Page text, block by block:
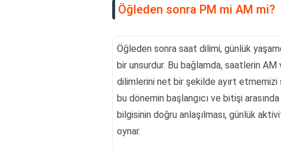
Öğleden sonra PM mi AM mi?
Öğleden sonra saat dilimi, günlük
bir unsurdur. Bu bağlamda, saatlerin
dilimlerini net bir şekilde ayırt etmemizi
bu dönemin başlangıcı ve bitişi
bilgisinin doğru anlaşılması, günlük
oynar.